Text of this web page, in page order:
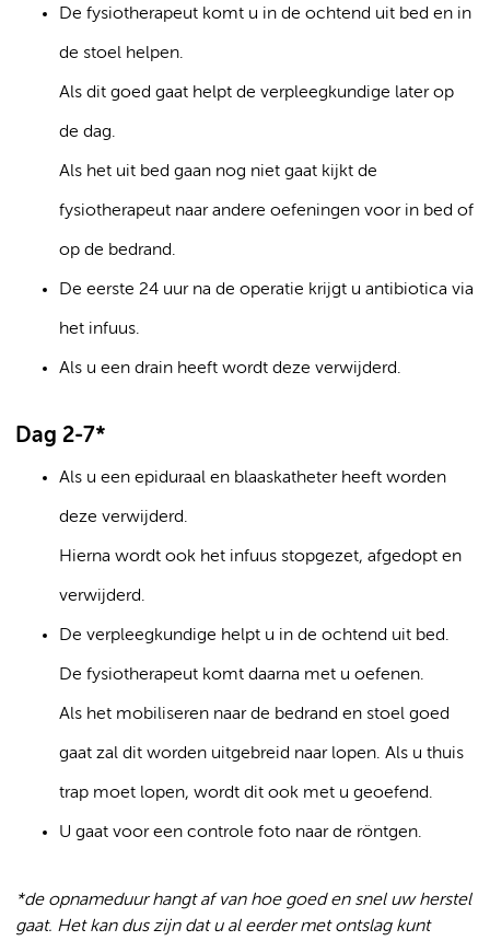
De fysiotherapeut komt u in de ochtend uit bed en in
de stoel helpen.
Als dit goed gaat helpt de verpleegkundige later op
de dag.
Als het uit bed gaan nog niet gaat kijkt de
fysiotherapeut naar andere oefeningen voor in bed of
op de bedrand.
De eerste 24 uur na de operatie krijgt u antibiotica via
het infuus.
Als u een drain heeft wordt deze verwijderd.
Dag 2-7*
Als u een epiduraal en blaaskatheter heeft worden
deze verwijderd.
Hierna wordt ook het infuus stopgezet, afgedopt en
verwijderd.
De verpleegkundige helpt u in de ochtend uit bed.
De fysiotherapeut komt daarna met u oefenen.
Als het mobiliseren naar de bedrand en stoel goed
gaat zal dit worden uitgebreid naar lopen. Als u thuis
trap moet lopen, wordt dit ook met u geoefend.
U gaat voor een controle foto naar de röntgen.
*de opnameduur hangt af van hoe goed en snel uw herstel
gaat. Het kan dus zijn dat u al eerder met ontslag kunt